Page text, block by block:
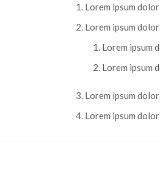
Lorem ipsum
Lorem ipsum
Lorem ipsum
Lorem ipsum
Lorem ipsum
Lorem ipsum